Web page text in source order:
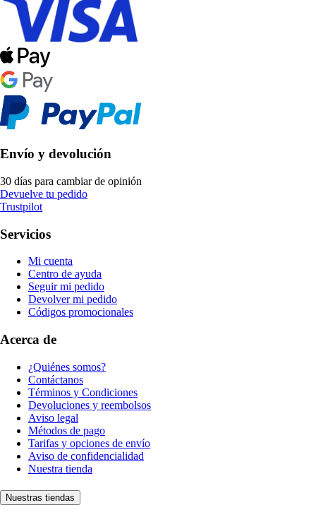
Envío y devolución
30 días para cambiar de opinión
Devuelve tu pedido
Trustpilot
Servicios
Mi cuenta
Centro de ayuda
Seguir mi pedido
Devolver mi pedido
Códigos promocionales
Acerca de
¿Quiénes somos?
Contáctanos
Términos y Condiciones
Devoluciones y reembolsos
Aviso legal
Métodos de pago
Tarifas y opciones de envío
Aviso de confidencialidad
Nuestra tienda
Nuestras tiendas